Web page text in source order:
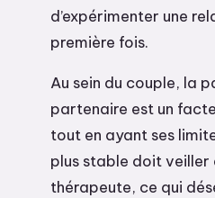
d’expérimenter une
première fois.
Au sein du couple, la
partenaire est un
tout en ayant ses
plus stable doit veiller
thérapeute, ce qui